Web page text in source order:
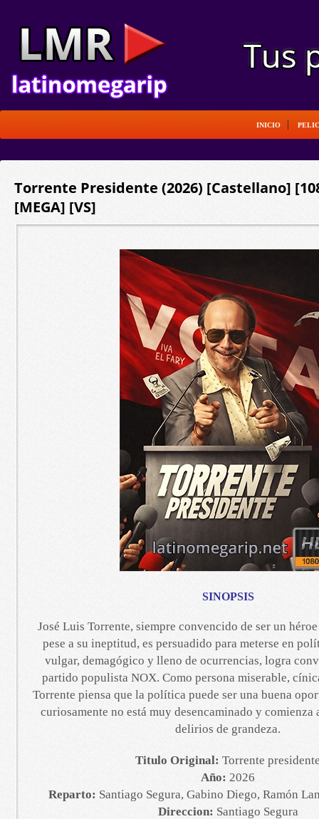
INICIO
Torrente Presidente (2026) [Castellano]
[MEGA] [VS]
SINOPSIS
José Luis Torrente, siempre convencido de ser un
pese a su ineptitud, es persuadido para meterse en
vulgar, demagógico y lleno de ocurrencias, logra
partido populista NOX. Como persona miserable,
Torrente piensa que la política puede ser una buena
curiosamente no está muy desencaminado y comienza
delirios de grandeza.
Titulo Original: Torrente
Año: 2026
Reparto: Santiago Segura, Gabino Diego, Ramón
Direccion: Santiago Segura